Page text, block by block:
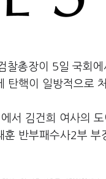
찰총장이 5일 국회
탄핵이 일방적으로
서 김건희 여사의
반부패수사2부 부